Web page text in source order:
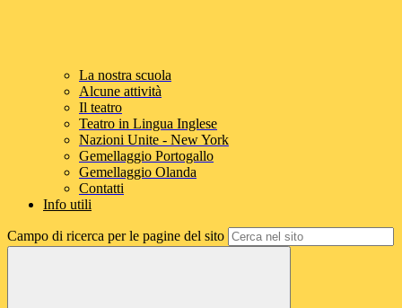
La nostra scuola
Alcune attività
Il teatro
Teatro in Lingua Inglese
Nazioni Unite - New York
Gemellaggio Portogallo
Gemellaggio Olanda
Contatti
Info utili
Campo di ricerca per le pagine del sito